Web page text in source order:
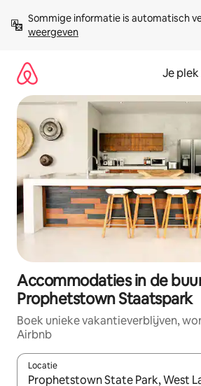
direct
naar
Sommige informatie is automatisch
weergeven
Je
Accommodaties in de
Prophetstown Staatspark
Boek unieke vakantieverblijven,
Airbnb
Locatie
Wanneer er resultaten beschikbaar